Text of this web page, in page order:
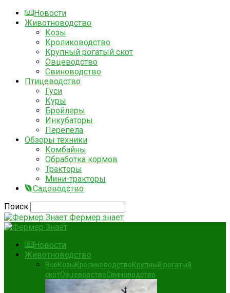
Новости
Животноводство
Козы
Кролиководство
Крупный рогатый скот
Овцеводство
Свиноводство
Птицеводство
Гуси
Куры
Бройлеры
Инкубаторы
Перепела
Обзоры техники
Комбайны
Обработка кормов
Тракторы
Мини-тракторы
Садоводство
Поиск
Фермер знает
Новости
Животноводство
ВсеКозыКролиководствоКрупный рогатый
скотОвцеводствоСвиноводство